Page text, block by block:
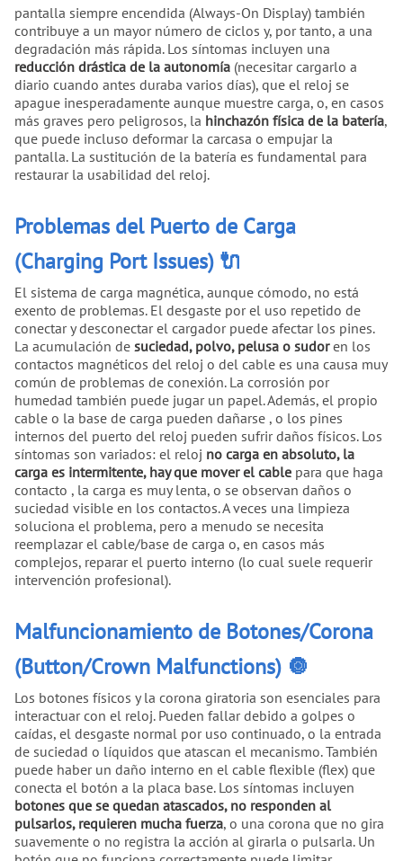
pantalla siempre encendida (Always-On Display) también
contribuye a un mayor número de ciclos y, por tanto, a una
degradación más rápida. Los síntomas incluyen una
reducción drástica de la autonomía (necesitar cargarlo a
diario cuando antes duraba varios días), que el reloj se
apague inesperadamente aunque muestre carga, o, en casos
más graves pero peligrosos, la hinchazón física de la batería,
que puede incluso deformar la carcasa o empujar la
pantalla. La sustitución de la batería es fundamental para
restaurar la usabilidad del reloj.
Problemas del Puerto de Carga
(Charging Port Issues) 🔌
El sistema de carga magnética, aunque cómodo, no está
exento de problemas. El desgaste por el uso repetido de
conectar y desconectar el cargador puede afectar los pines.
La acumulación de suciedad, polvo, pelusa o sudoren los
contactos magnéticos del reloj o del cable es una causa muy
común de problemas de conexión. La corrosión por
humedad también puede jugar un papel. Además, el propio
cable o la base de carga pueden dañarse , o los pines
internos del puerto del reloj pueden sufrir daños físicos. Los
síntomas son variados: el reloj no carga en absoluto, la
carga es intermitente, hay que mover el cable para que haga
contacto , la carga es muy lenta, o se observan daños o
suciedad visible en los contactos. A veces una limpieza
soluciona el problema, pero a menudo se necesita
reemplazar el cable/base de carga o, en casos más
complejos, reparar el puerto interno (lo cual suele requerir
intervención profesional).
Malfuncionamiento de Botones/Corona
(Button/Crown Malfunctions) 🔘
Los botones físicos y la corona giratoria son esenciales para
interactuar con el reloj. Pueden fallar debido a golpes o
caídas, el desgaste normal por uso continuado, o la entrada
de suciedad o líquidos que atascan el mecanismo. También
puede haber un daño interno en el cable flexible (flex) que
conecta el botón a la placa base. Los síntomas incluyen
botones que se quedan atascados, no responden al
pulsarlos, requieren mucha fuerza, o una corona que no gira
suavemente o no registra la acción al girarla o pulsarla. Un